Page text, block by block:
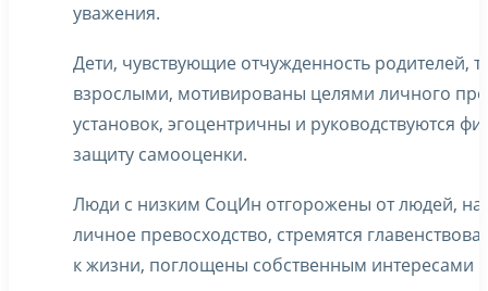
уважения.
Дети, чувствующие отчужденность родителей,
взрослыми, мотивированы целями личного
установок, эгоцентричны и руководствуются
защиту самооценки.
Люди с низким СоцИн отгорожены от людей,
личное превосходство, стремятся
к жизни, поглощены собственным интересами